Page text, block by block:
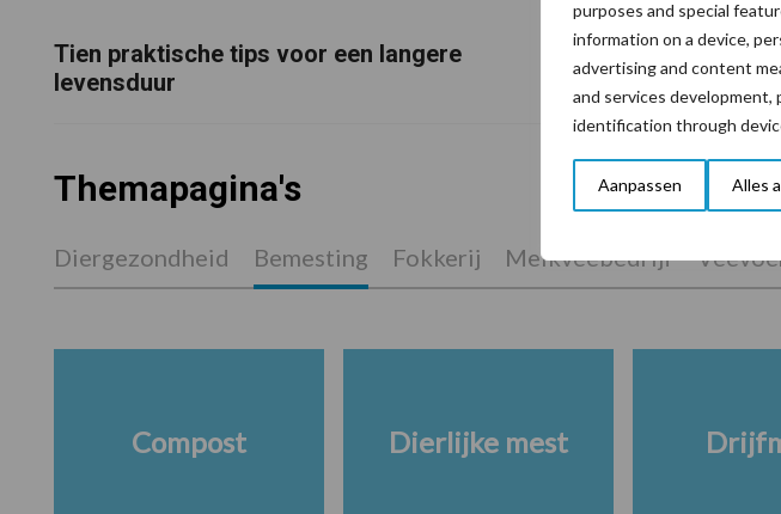
purposes and special
information on a device,
advertising and content
and services development,
identification through
Aanpassen Alles
Tien praktische tips voor een langere
levensduur
“Vraag naar
dan ooit”
Themapagina's
Diergezondheid Bemesting Fokkerij Melkveebedrijf
Compost Dierlijke mest